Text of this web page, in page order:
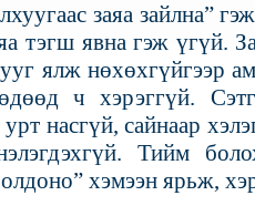
заяа зайлна”
тэгш явна гэж үгүй.
ялж нөхөхгүйгээр
ч хэрэггүй.
насгүй, сайнаар
Тийм
олдоно” хэмээн ярьж,